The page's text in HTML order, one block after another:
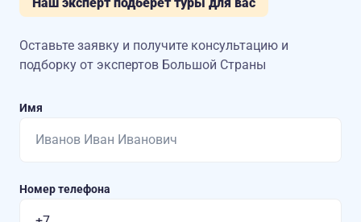
Оставьте заявку и получите консультацию и
подборку от экспертов Большой Страны
Имя
Номер телефона